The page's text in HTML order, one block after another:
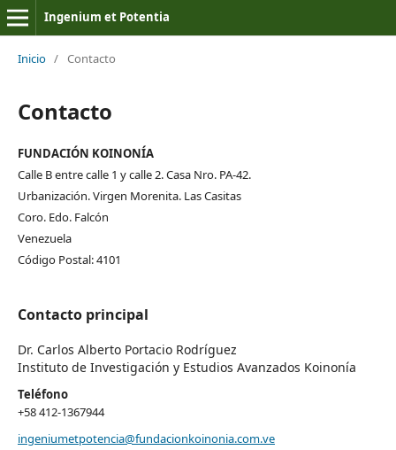
Ingenium et Potentia
Inicio / Contacto
Contacto
FUNDACIÓN KOINONÍA
Calle B entre calle 1 y calle 2. Casa Nro. PA-42.
Urbanización. Virgen Morenita. Las Casitas
Coro. Edo. Falcón
Venezuela
Código Postal: 4101
Contacto principal
Dr. Carlos Alberto Portacio Rodríguez
Instituto de Investigación y Estudios Avanzados Koinonía
Teléfono
+58 412-1367944
ingeniumetpotencia@fundacionkoinonia.com.ve